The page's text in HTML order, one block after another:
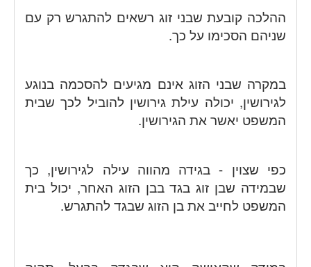
ההלכה קובעת שבני זוג רשאים להתגרש רק עם
שניהם הסכימו על כך.
במקרה שבני הזוג אינם מגיעים להסכמה בנוגע
לגירושין, יכולה עילת גירושין להוביל לכך שבית
המשפט יאשר את הגירושין.
כפי שצוין - בגידה מהווה עילה לגירושין, כך
שבמידה שבן זוג בגד בבן הזוג האחר, יכול בית
המשפט לחייב את בן הזוג שבגד להתגרש.